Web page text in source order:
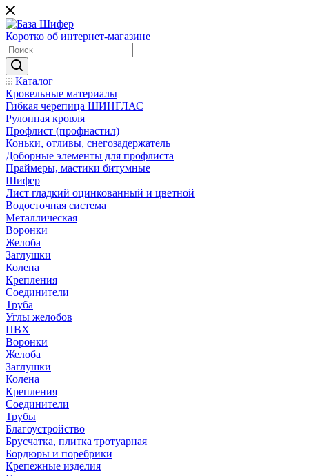
Коротко об интернет-магазине
Каталог
Кровельные материалы
Гибкая черепица ШИНГЛАС
Рулонная кровля
Профлист (профнастил)
Коньки, отливы, снегозадержатель
Доборные элементы для профлиста
Праймеры, мастики битумные
Шифер
Лист гладкий оцинкованный и цветной
Водосточная система
Металлическая
Воронки
Желоба
Заглушки
Колена
Крепления
Соединители
Труба
Углы желобов
ПВХ
Воронки
Желоба
Заглушки
Колена
Крепления
Соединители
Трубы
Благоустройство
Брусчатка, плитка тротуарная
Бордюры и поребрики
Крепежные изделия